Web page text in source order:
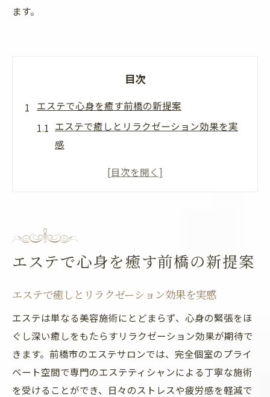
ます。
目次
エステで心身を癒す前橋の新提案
エステで癒しとリラクゼーション効果を実
感
前橋のエステで心身バランスを整える方法
エステ通いで前橋女性の美と癒しを両立
個室利用で叶える前橋エステ体験
ン効果
前橋エステの個室利用でプライバシーを確
保
女性専用個室エステで安心の癒し時間を提
エステで心身を癒す前橋の新提案
エステで癒しとリラクゼーション効果を実感
エステは単なる美容施術にとどまらず、心身の緊張をほ
ぐし深い癒しをもたらすリラクゼーション効果が期待で
きます。前橋市のエステサロンでは、完全個室のプライ
ベート空間で専門のエステティシャンによる丁寧な施術
を受けることができ、日々のストレスや疲労感を軽減で